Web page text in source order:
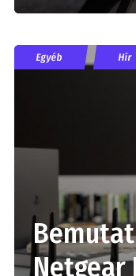
Egyéb Hír
Netgear